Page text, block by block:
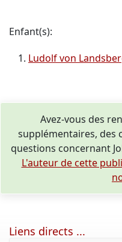
Enfant(s):
Ludolf von
Avez-vous des
supplémentaires, des
questions concernant
L'auteur de cette
Liens directs ...